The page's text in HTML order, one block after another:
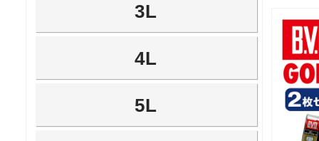
3L
4L
5L